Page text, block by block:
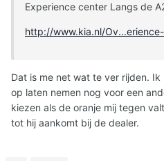
Experience center Langs de
http://www.kia.nl/
Dat is me net wat te ver rijden.
op laten nemen nog voor een
kiezen als de oranje mij tegen
tot hij aankomt bij de dealer.